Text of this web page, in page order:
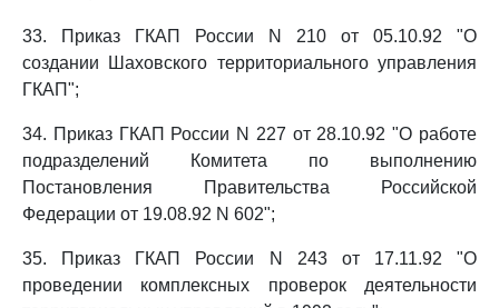
33. Приказ ГКАП России N 210 от 05.10.92 "О
создании Шаховского территориального управления
ГКАП";
34. Приказ ГКАП России N 227 от 28.10.92 "О работе
подразделений Комитета по выполнению
Постановления Правительства Российской
Федерации от 19.08.92 N 602";
35. Приказ ГКАП России N 243 от 17.11.92 "О
проведении комплексных проверок деятельности